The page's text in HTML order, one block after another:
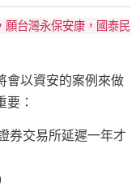
願台灣永保安康，國泰民
會以資安的案例來做
：
券交易所延遲一年才